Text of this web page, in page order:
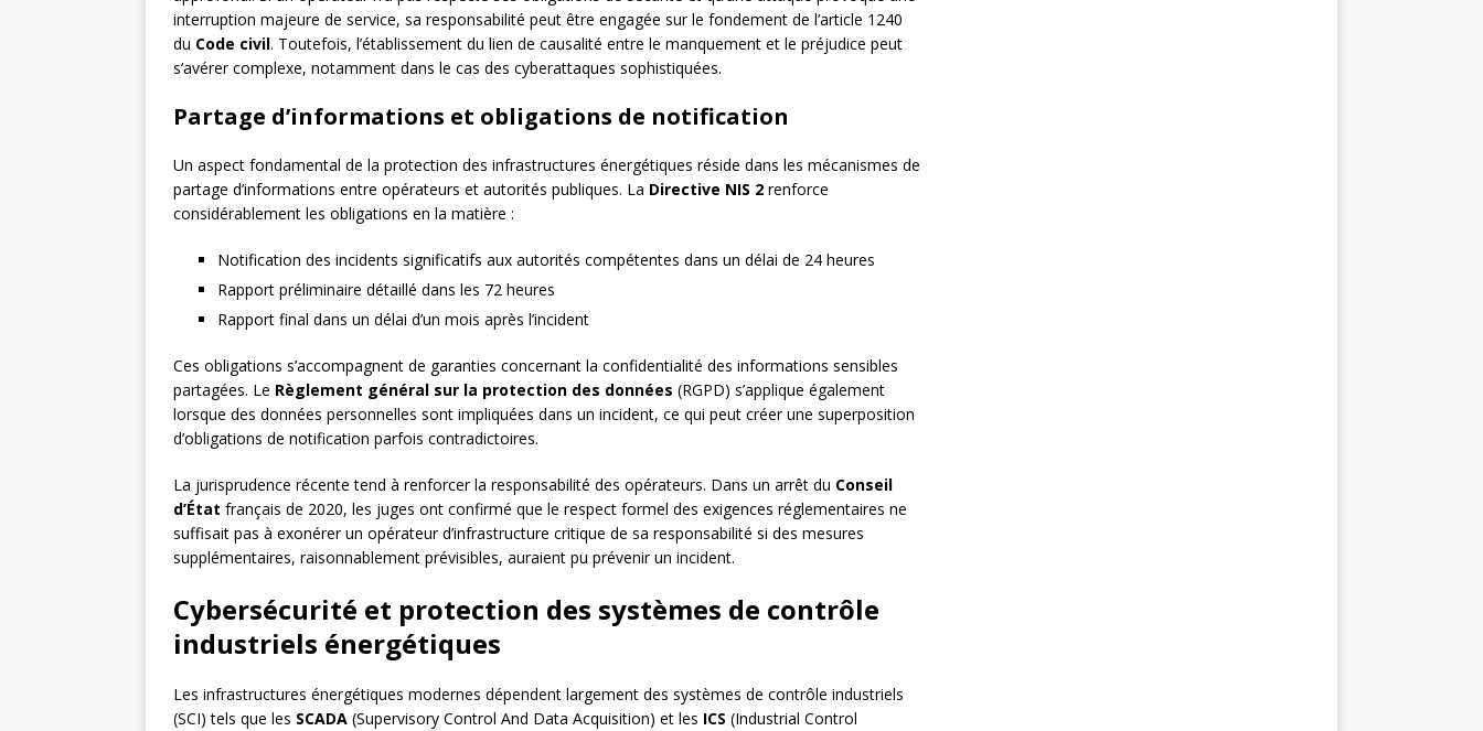
interruption majeure de service, sa responsabilité peut être engagée sur le fondement de l’article 1240
du Code civil. Toutefois, l’établissement du lien de causalité entre le manquement et le préjudice peut
s’avérer complexe, notamment dans le cas des cyberattaques sophistiquées.
Partage d’informations et obligations de notification
Un aspect fondamental de la protection des infrastructures énergétiques réside dans les mécanismes de
partage d’informations entre opérateurs et autorités publiques. La Directive NIS 2 renforce
considérablement les obligations en la matière :
Notification des incidents significatifs aux autorités compétentes dans un délai de 24 heures
Rapport préliminaire détaillé dans les 72 heures
Rapport final dans un délai d’un mois après l’incident
Ces obligations s’accompagnent de garanties concernant la confidentialité des informations sensibles
partagées. Le Règlement général sur la protection des données (RGPD) s’applique également
lorsque des données personnelles sont impliquées dans un incident, ce qui peut créer une superposition
d’obligations de notification parfois contradictoires.
La jurisprudence récente tend à renforcer la responsabilité des opérateurs. Dans un arrêt du Conseil
d’État français de 2020, les juges ont confirmé que le respect formel des exigences réglementaires ne
suffisait pas à exonérer un opérateur d’infrastructure critique de sa responsabilité si des mesures
supplémentaires, raisonnablement prévisibles, auraient pu prévenir un incident.
Cybersécurité et protection des systèmes de contrôle
industriels énergétiques
Les infrastructures énergétiques modernes dépendent largement des systèmes de contrôle industriels
(SCI) tels que les SCADA (Supervisory Control And Data Acquisition) et les ICS (Industrial Control